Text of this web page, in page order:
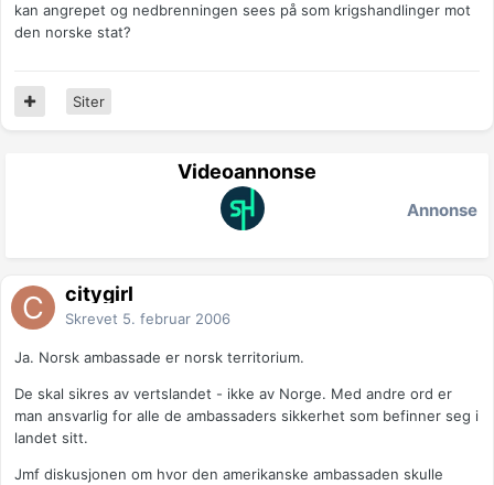
kan angrepet og nedbrenningen sees på som krigshandlinger mot
den norske stat?
Siter
Videoannonse
Annonse
citygirl
Skrevet 5. februar 2006
Ja. Norsk ambassade er norsk territorium.
De skal sikres av vertslandet - ikke av Norge. Med andre ord er
man ansvarlig for alle de ambassaders sikkerhet som befinner seg i
landet sitt.
Jmf diskusjonen om hvor den amerikanske ambassaden skulle